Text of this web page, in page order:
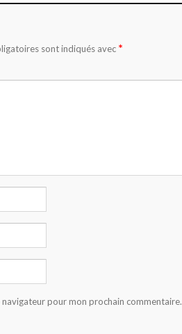
sont indiqués avec *
pour mon prochain commentaire.